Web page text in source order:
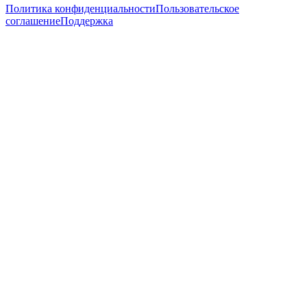
Политика конфиденциальностиПользовательское
соглашениеПоддержка